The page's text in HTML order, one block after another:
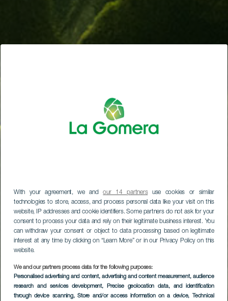
With your agreement, we andour 14 partnersuse cookies or similar
technologies to store, access, and process personal data like your visit on this
website, IP addresses and cookie identifiers. Some partners do not ask for your
consent to process your data and rely on their legitimate business interest. You
can withdraw your consent or object to data processing based on legitimate
interest at any time by clicking on “Learn More” or in our Privacy Policy on this
website.
We and our partners process data for the following purposes:
Personalised advertising and content, advertising and content measurement, audience
research and services development, Precise geolocation data, and identification
through device scanning, Store and/or access information on a device, Technical